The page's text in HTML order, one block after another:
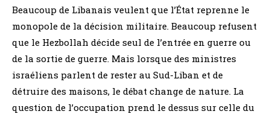
Beaucoup de Libanais veulent que l’État reprenne le
monopole de la décision militaire. Beaucoup refusent
que le Hezbollah décide seul de l’entrée en guerre ou
de la sortie de guerre. Mais lorsque des ministres
israéliens parlent de rester au Sud-Liban et de
détruire des maisons, le débat change de nature. La
question de l’occupation prend le dessus sur celle du